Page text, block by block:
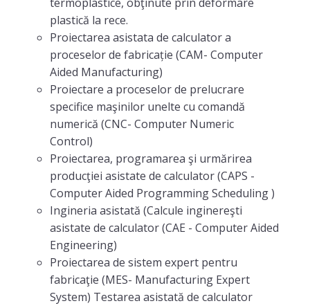
Curriculum
Educational plans
Discipline sheets
STUDENT
Timetable
Examinations
Year tutors
Academic year structure
RESEARCH
plastică la rece.
Proiectarea asistata de calculator a
proceselor de fabricație (CAM- Computer
Aided Manufacturing)
Proiectare a proceselor de prelucrare
specifice maşinilor unelte cu comandă
numerică (CNC- Computer Numeric
Control)
Proiectarea, programarea şi urmărirea
producţiei asistate de calculator (CAPS -
Computer Aided Programming Scheduling )
Ingineria asistată (Calcule inginereşti
asistate de calculator (CAE - Computer Aided
Engineering)
Proiectarea de sistem expert pentru
fabricaţie (MES- Manufacturing Expert
System) Testarea asistată de calculator